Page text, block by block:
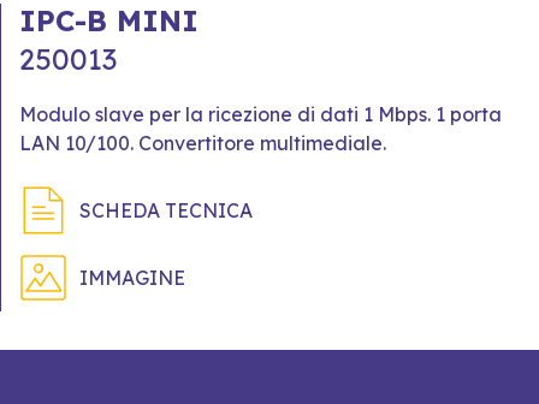
IPC-B MINI
250013
Modulo slave per la ricezione di dati 1 Mbps. 1 porta
LAN 10/100. Convertitore multimediale.
SCHEDA TECNICA
IMMAGINE